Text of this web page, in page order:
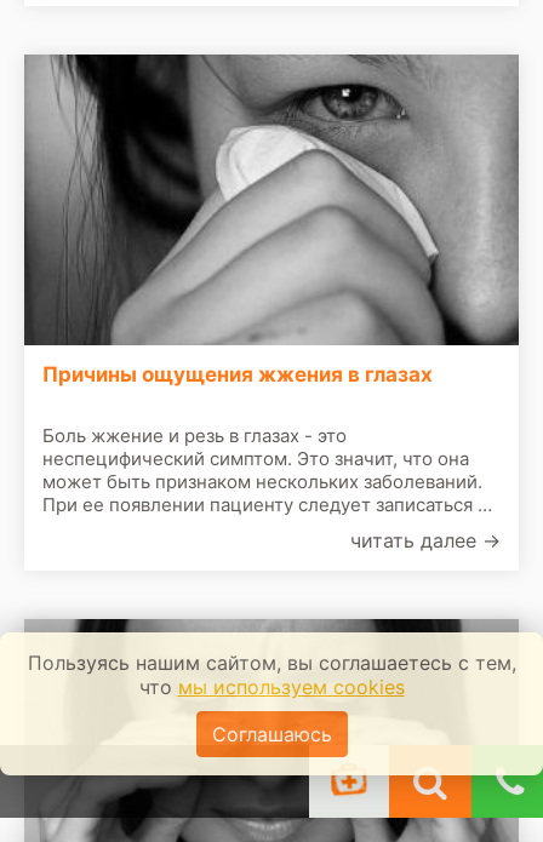
Причины ощущения жжения в глазах
Боль жжение и резь в глазах - это
неспецифический симптом. Это значит, что она
может быть признаком нескольких заболеваний.
При ее появлении пациенту следует записаться на
осмотра врач назначит сделать следующие
читать далее →
Пользуясь нашим сайтом, вы соглашаетесь с тем,
что мы используем cookies
Соглашаюсь